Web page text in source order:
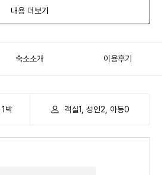
내용 더보기
숙소소개 이용후기
1 박 객실1, 성인2, 아동0